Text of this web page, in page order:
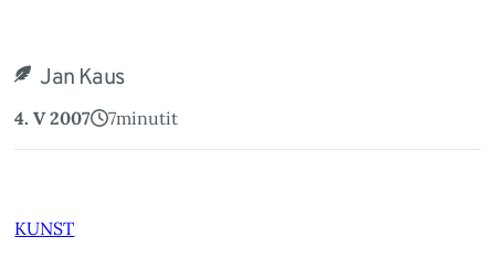
Jan Kaus
4. V 2007 7minutit
KUNST